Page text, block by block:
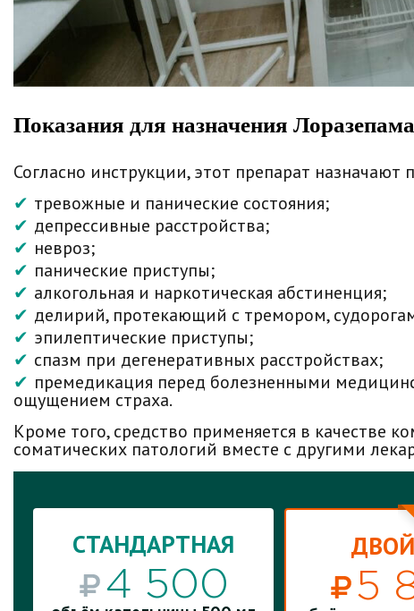
Показания для назначения Лоразепама
Согласно инструкции, этот препарат назначают
тревожные и панические состояния;
депрессивные расстройства;
невроз;
панические приступы;
алкогольная и наркотическая абстиненция;
делирий, протекающий с тремором,
эпилептические приступы;
спазм при дегенеративных расстройствах;
премедикация перед болезненными
ощущением страха.
Кроме того, средство применяется в качестве
соматических патологий вместе с другими
СТАНДАРТНАЯ
4 500
СТАНДАРТНАЯ
5
ПОУЛЯРНЫЙ